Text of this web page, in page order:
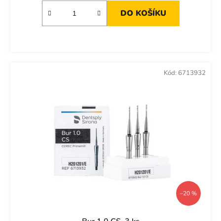
DO KOŠÍKU
–20 %
Kód: 6713932